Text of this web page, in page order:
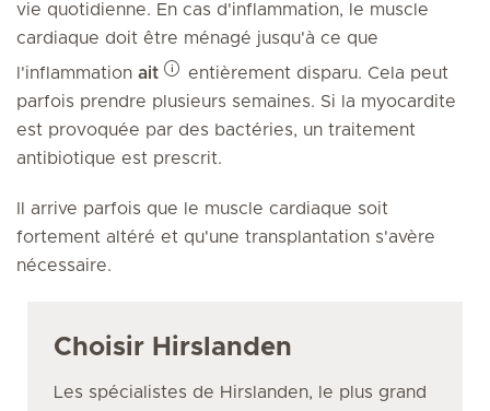
vie quotidienne. En cas d'inflammation, le muscle
cardiaque doit être ménagé jusqu'à ce que
l'inflammation ait
entièrement disparu. Cela peut
parfois prendre plusieurs semaines. Si la myocardite
est provoquée par des bactéries, un traitement
antibiotique est prescrit.
Il arrive parfois que le muscle cardiaque soit
fortement altéré et qu'une transplantation s'avère
nécessaire.
Choisir Hirslanden
Les spécialistes de Hirslanden, le plus grand